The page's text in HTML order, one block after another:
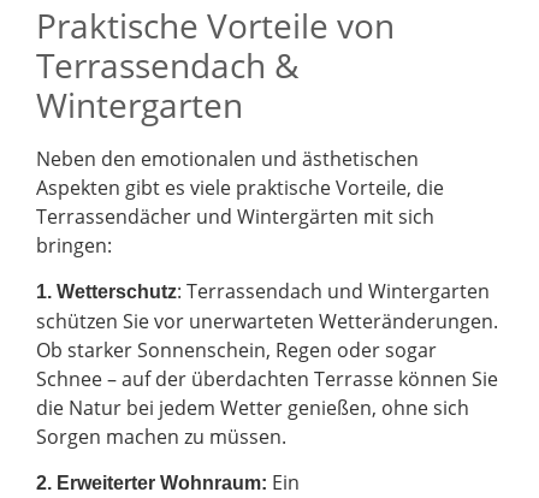
Praktische Vorteile von
Terrassendach &
Wintergarten
Neben den emotionalen und ästhetischen
Aspekten gibt es viele praktische Vorteile, die
Terrassendächer und Wintergärten mit sich
bringen:
1. Wetterschutz: Terrassendach und Wintergarten
schützen Sie vor unerwarteten Wetteränderungen.
Ob starker Sonnenschein, Regen oder sogar
Schnee – auf der überdachten Terrasse können Sie
die Natur bei jedem Wetter genießen, ohne sich
Sorgen machen zu müssen.
2. Erweiterter Wohnraum: Ein